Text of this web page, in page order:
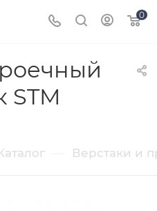
0
STM
Верстаки и